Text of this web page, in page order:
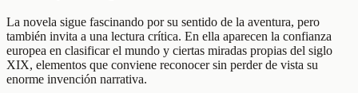
La novela sigue fascinando por su sentido de la aventura, pero
también invita a una lectura crítica. En ella aparecen la confianza
europea en clasificar el mundo y ciertas miradas propias del siglo
XIX, elementos que conviene reconocer sin perder de vista su
enorme invención narrativa.